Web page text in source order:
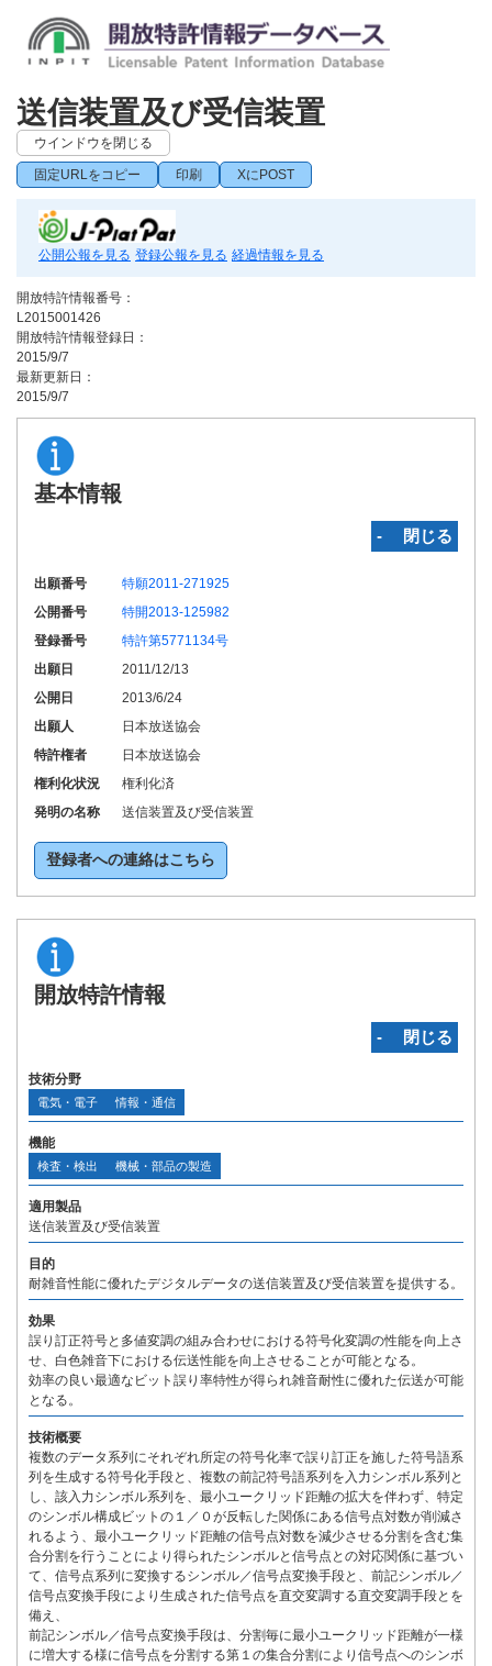
送信装置及び受信装置
ウインドウを閉じる
固定URLをコピー 印刷 XにPOST
公開公報を見る 登録公報を見る 経過情報を見る
開放特許情報番号：
L2015001426
開放特許情報登録日：
2015/9/7
最新更新日：
2015/9/7
基本情報
‐ 閉じる
出願番号
特願2011-271925
公開番号
特開2013-125982
登録番号
特許第5771134号
出願日
2011/12/13
公開日
2013/6/24
出願人
日本放送協会
特許権者
日本放送協会
権利化状況
権利化済
発明の名称
送信装置及び受信装置
登録者への連絡はこちら
開放特許情報
‐ 閉じる
技術分野
電気・電子 情報・通信
機能
検査・検出 機械・部品の製造
適用製品
送信装置及び受信装置
目的
耐雑音性能に優れたデジタルデータの送信装置及び受信装置を提供する。
効果
誤り訂正符号と多値変調の組み合わせにおける符号化変調の性能を向上さ
せ、白色雑音下における伝送性能を向上させることが可能となる。
効率の良い最適なビット誤り率特性が得られ雑音耐性に優れた伝送が可能
となる。
技術概要
複数のデータ系列にそれぞれ所定の符号化率で誤り訂正を施した符号語系
列を生成する符号化手段と、複数の前記符号語系列を入力シンボル系列と
し、該入力シンボル系列を、最小ユークリッド距離の拡大を伴わず、特定
のシンボル構成ビットの１／０が反転した関係にある信号点対数が削減さ
れるよう、最小ユークリッド距離の信号点対数を減少させる分割を含む集
合分割を行うことにより得られたシンボルと信号点との対応関係に基づい
て、信号点系列に変換するシンボル／信号点変換手段と、前記シンボル／
信号点変換手段により生成された信号点を直交変調する直交変調手段とを
備え、
前記シンボル／信号点変換手段は、分割毎に最小ユークリッド距離が一様
に増大する様に信号点を分割する第１の集合分割により信号点へのシンボ